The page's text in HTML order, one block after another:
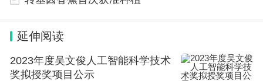
延伸阅读
2023年度吴文俊人工智能科学技术
奖拟授奖项目公示